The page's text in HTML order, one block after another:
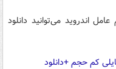
اندروید می‌توانید دانلود